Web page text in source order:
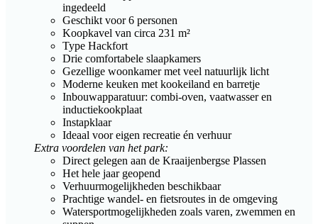
ingedeeld
Geschikt voor 6 personen
Koopkavel van circa 231 m²
Type Hackfort
Drie comfortabele slaapkamers
Gezellige woonkamer met veel natuurlijk licht
Moderne keuken met kookeiland en barretje
Inbouwapparatuur: combi-oven, vaatwasser en
inductiekookplaat
Instapklaar
Ideaal voor eigen recreatie én verhuur
Extra voordelen van het park:
Direct gelegen aan de Kraaijenbergse Plassen
Het hele jaar geopend
Verhuurmogelijkheden beschikbaar
Prachtige wandel- en fietsroutes in de omgeving
Watersportmogelijkheden zoals varen, zwemmen en